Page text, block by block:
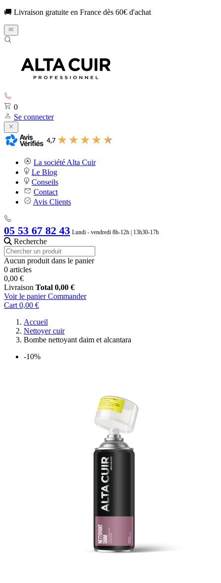
🚚 Livraison gratuite en France dès 60€ d'achat
0
Se connecter
La société Alta Cuir
Le Blog
Conseils
Contact
Avis Clients
05 53 67 82 43 Lundi - vendredi 8h-12h | 13h30-17h
Recherche
Aucun produit dans le panier
0 articles
0,00 €
Livraison Total 0,00 €
Voir le panier Commander
Cart 0,00 €
Accueil
Nettoyer cuir
Bombe nettoyant daim et alcantara
-10%